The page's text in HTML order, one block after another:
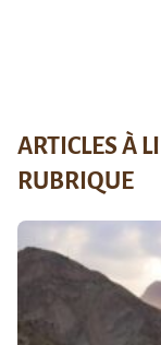
ARTICLES À
RUBRIQUE